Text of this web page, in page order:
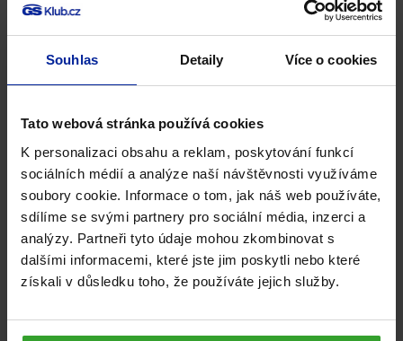
Souhlas Detaily Více o cookies
Tato webová stránka používá cookies
K personalizaci obsahu a reklam, poskytování funkcí
sociálních médií a analýze naší návštěvnosti využíváme
soubory cookie. Informace o tom, jak náš web používáte,
sdílíme se svými partnery pro sociální média, inzerci a
analýzy. Partneři tyto údaje mohou zkombinovat s
dalšími informacemi, které jste jim poskytli nebo které
získali v důsledku toho, že používáte jejich služby.
GS Probiotic Antibio, 4 × 10 kapslí
NA 20 DNŮ
Probiotika